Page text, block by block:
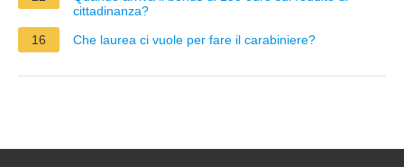
cittadinanza?
16
Che laurea ci vuole per fare il carabiniere?